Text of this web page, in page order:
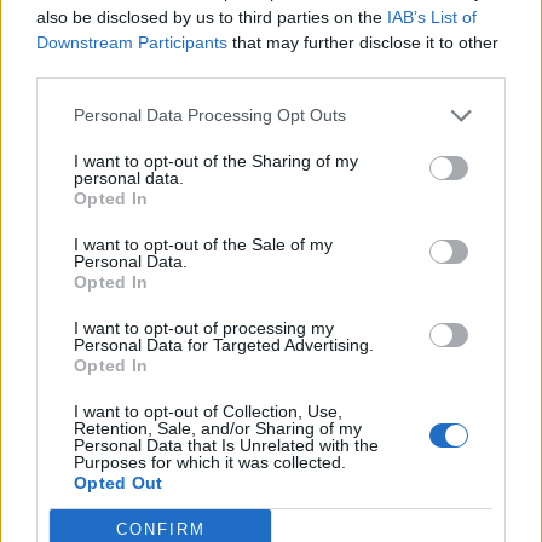
also be disclosed by us to third parties on the IAB’s List of
Downstream Participants that may further disclose it to other
Personal Data Processing Opt Outs
I want to opt-out of the Sharing of my
personal data.
Opted In
I want to opt-out of the Sale of my
Personal Data.
Opted In
I want to opt-out of processing my
Personal Data for Targeted Advertising.
Opted In
I want to opt-out of Collection, Use,
Retention, Sale, and/or Sharing of my
Personal Data that Is Unrelated with the
Purposes for which it was collected.
Opted Out
CONFIRM
Jak wyglądają
obchody śmigus-
dyngus?
Obchody poniedziałkowego śmigus-dyngus
Na przykład w miejscowościach położonych
wzdłuż Wisły ludzie o wschodzie słońca szli nad
rzekę i rzucali w nią gałęzie, a następnie wracali
do swoich domów, aby oblać się wodą. W
innych miejscowościach, takich jak m.in
Białystok, śmigus-dyngus był tradycyjnie
obchodzony w Poniedziałek Wielkanocny, ale
miał mniejsze znaczenie niż w innych częściach
kraju – często poprzestawano jedynie na
wzajemnym skropieniu się zimną wodą. Jednym